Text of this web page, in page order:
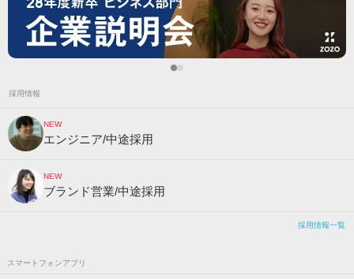
採用情報
NEW
エンジニア/中途採用
NEW
ブランド営業/中途採用
採用情報一覧
スマートフォンアプリ